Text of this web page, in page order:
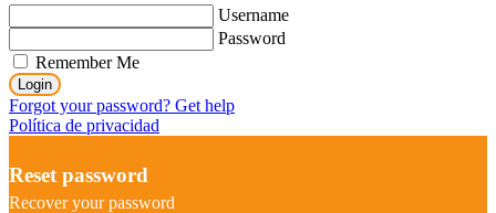
Username
Password
Remember Me
Login
Forgot your password? Get help
Política de privacidad
Reset password
Recover your password